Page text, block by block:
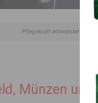
Pflegekraft entwendet in
Münzen und